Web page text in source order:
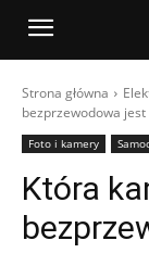
Strona główna
bezprzewodowa jest
Foto i kamery
Która